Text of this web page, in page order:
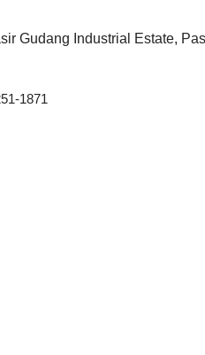
Gudang Industrial Estate,
1871